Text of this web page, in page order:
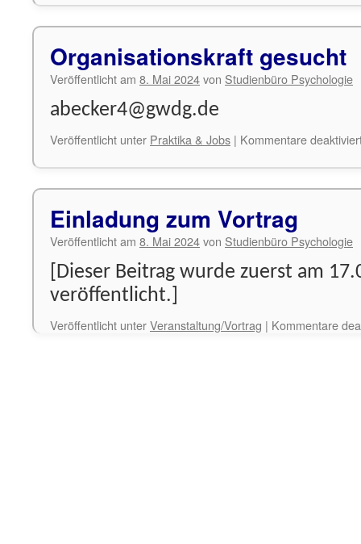
Organisationskraft gesucht
Veröffentlicht am 8. Mai 2024von Studienbüro Psychologie
abecker4@gwdg.de
Veröffentlicht unter Praktika & Jobs | Kommentare
Einladung zum Vortrag
Veröffentlicht am 8. Mai 2024von Studienbüro Psychologie
[Dieser Beitrag wurde zuerst am
veröffentlicht.]
Veröffentlicht unterVeranstaltung/Vortrag | Kommentare